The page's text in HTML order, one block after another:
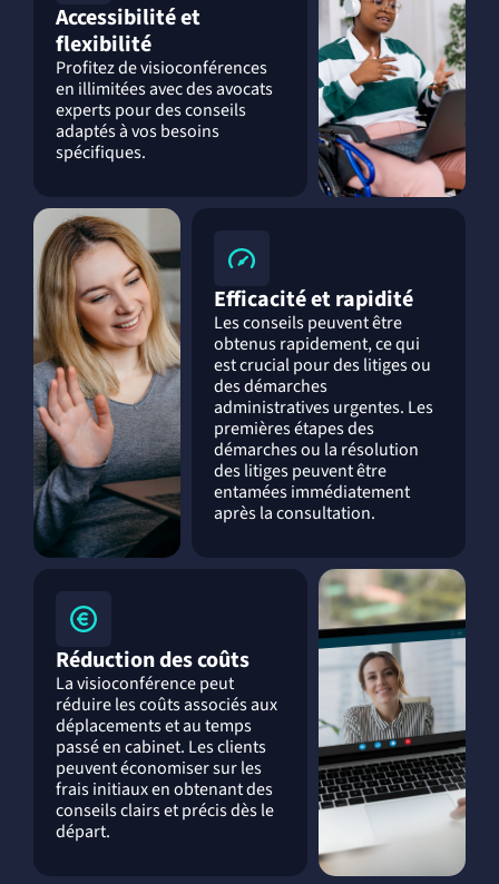
Accessibilité et
flexibilité
Profitez de visioconférences
en illimitées avec des avocats
experts pour des conseils
adaptés à vos besoins
spécifiques.
Efficacité et rapidité
Les conseils peuvent être
obtenus rapidement, ce qui
est crucial pour des litiges ou
des démarches
administratives urgentes. Les
premières étapes des
démarches ou la résolution
des litiges peuvent être
entamées immédiatement
après la consultation.
Réduction des coûts
La visioconférence peut
réduire les coûts associés aux
déplacements et au temps
passé en cabinet. Les clients
peuvent économiser sur les
frais initiaux en obtenant des
conseils clairs et précis dès le
départ.